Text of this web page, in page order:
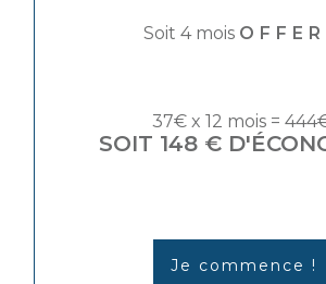
Soit 4 mois
37€ x 12 mois =
SOIT 148 €
Je commence !